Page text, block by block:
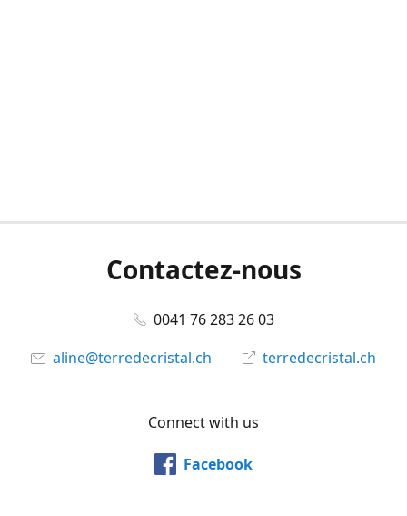
Contactez-nous
0041 76 283 26 03
aline@terredecristal.ch
terredecristal.ch
Connect with us
Facebook